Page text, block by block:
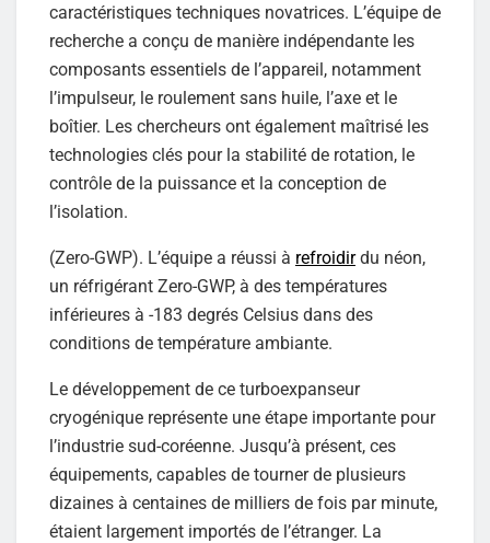
caractéristiques techniques novatrices. L’équipe de
recherche a conçu de manière indépendante les
composants essentiels de l’appareil, notamment
l’impulseur, le roulement sans huile, l’axe et le
boîtier. Les chercheurs ont également maîtrisé les
technologies clés pour la stabilité de rotation, le
contrôle de la puissance et la conception de
l’isolation.
(Zero-GWP). L’équipe a réussi à refroidirdu néon,
un réfrigérant Zero-GWP, à des températures
inférieures à -183 degrés Celsius dans des
conditions de température ambiante.
Le développement de ce turboexpanseur
cryogénique représente une étape importante pour
l’industrie sud-coréenne. Jusqu’à présent, ces
équipements, capables de tourner de plusieurs
dizaines à centaines de milliers de fois par minute,
étaient largement importés de l’étranger. La